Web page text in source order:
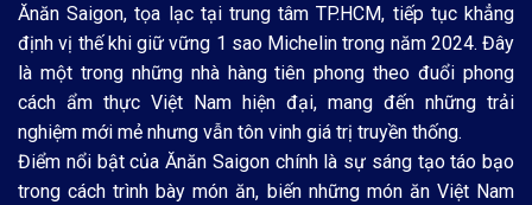
Ănăn Saigon, tọa lạc tại trung tâm TP.HCM, tiếp tục khẳng
định vị thế khi giữ vững 1 sao Michelin trong năm 2024. Đây
là một trong những nhà hàng tiên phong theo đuổi phong
cách ẩm thực Việt Nam hiện đại, mang đến những trải
nghiệm mới mẻ nhưng vẫn tôn vinh giá trị truyền thống.
Điểm nổi bật của Ănăn Saigon chính là sự sáng tạo táo bạo
trong cách trình bày món ăn, biến những món ăn Việt Nam